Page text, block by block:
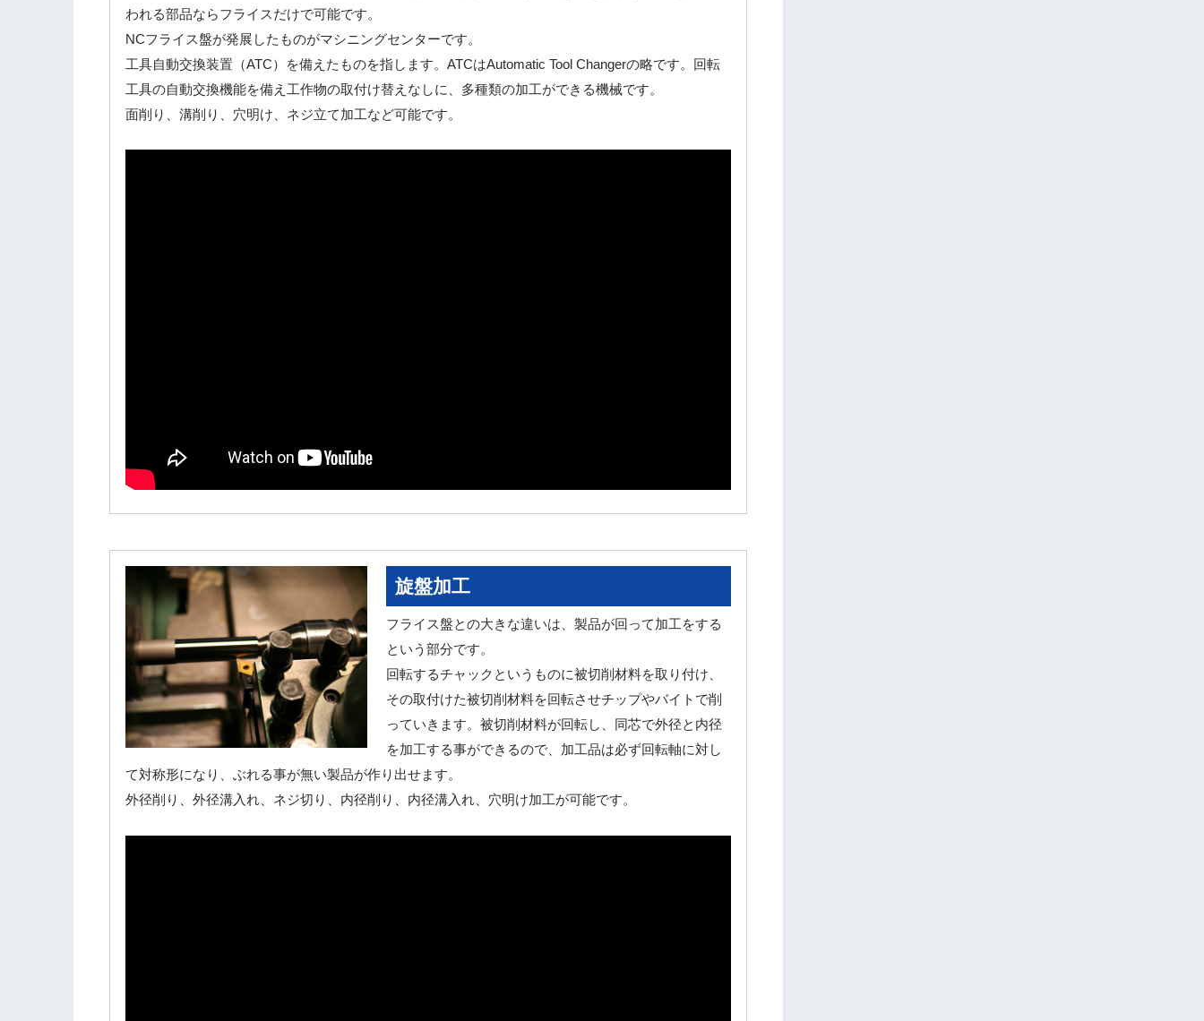
われる部品ならフライスだけで可能です。
NCフライス盤が発展したものがマシニングセンターです。
工具自動交換装置（ATC）を備えたものを指します。ATCはAutomatic Tool Changerの略です。回転
工具の自動交換機能を備え工作物の取付け替えなしに、多種類の加工ができる機械です。
面削り、溝削り、穴明け、ネジ立て加工など可能です。
旋盤加工
フライス盤との大きな違いは、製品が回って加工をする
という部分です。
回転するチャックというものに被切削材料を取り付け、
その取付けた被切削材料を回転させチップやバイトで削
っていきます。被切削材料が回転し、同芯で外径と内径
を加工する事ができるので、加工品は必ず回転軸に対し
て対称形になり、ぶれる事が無い製品が作り出せます。
外径削り、外径溝入れ、ネジ切り、内径削り、内径溝入れ、穴明け加工が可能です。